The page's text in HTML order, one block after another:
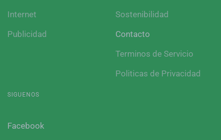
Internet
Publicidad
Sostenibilidad
Contacto
Terminos de Servicio
Politicas de Privacidad
SIGUENOS
Facebook